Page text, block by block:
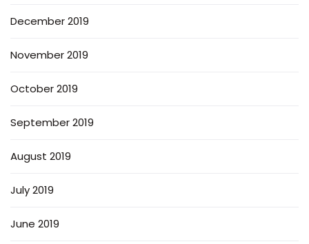
December 2019
November 2019
October 2019
September 2019
August 2019
July 2019
June 2019